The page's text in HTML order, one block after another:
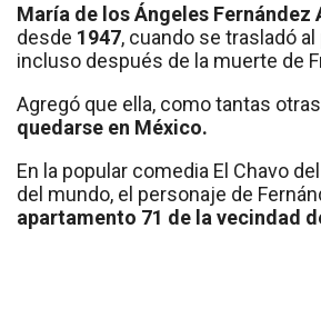
María de los Ángeles Fernández
desde 1947, cuando se trasladó
incluso después de la muerte de
Agregó que ella, como tantas
quedarse en México.
En la popular comedia El Chavo
del mundo, el personaje de
apartamento 71 de la vecindad